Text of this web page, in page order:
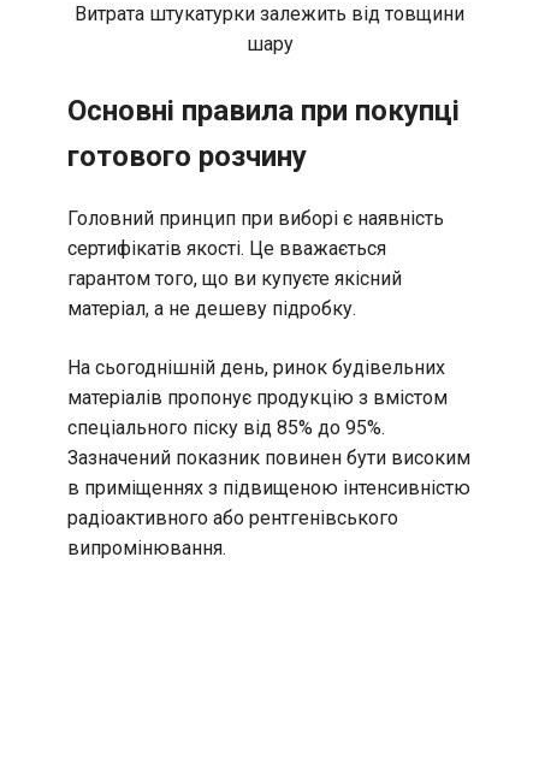
Витрата штукатурки залежить від товщини
шару
Основні правила при покупці
готового розчину
Головний принцип при виборі є наявність
сертифікатів якості. Це вважається
гарантом того, що ви купуєте якісний
матеріал, а не дешеву підробку.
На сьогоднішній день, ринок будівельних
матеріалів пропонує продукцію з вмістом
спеціального піску від 85% до 95%.
Зазначений показник повинен бути високим
в приміщеннях з підвищеною інтенсивністю
радіоактивного або рентгенівського
випромінювання.